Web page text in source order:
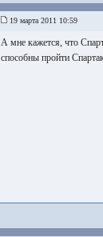
19 марта 2011 10:59
А мне кажется, что
способны пройти